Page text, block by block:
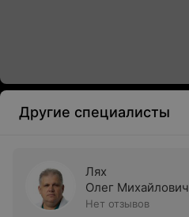
Другие специалисты
Лях
Олег Михайлович
Нет отзывов